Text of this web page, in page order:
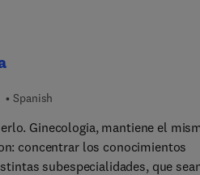
Spanish
Ginecologia, mantiene el
concentrar los conocimientos
subespecialidades, que